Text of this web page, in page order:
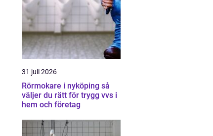
31 juli 2026
Rörmokare i nyköping så
väljer du rätt för trygg vvs i
hem och företag